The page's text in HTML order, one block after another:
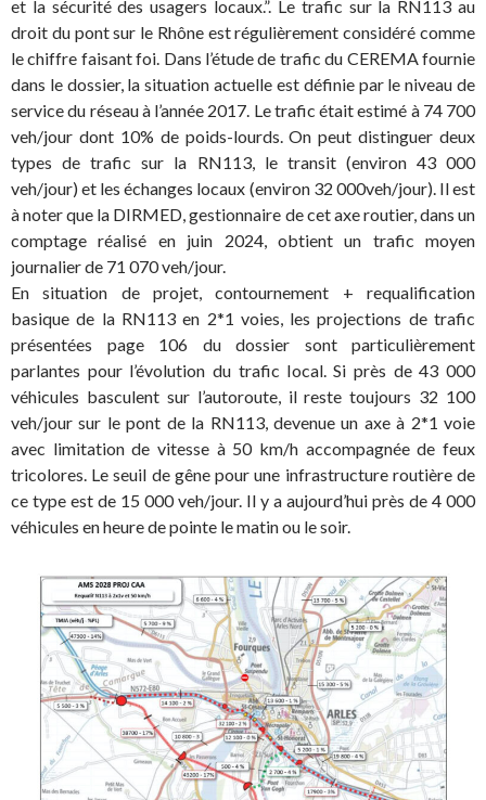
et la sécurité des usagers locaux.”. Le trafic sur la RN113 au
droit du pont sur le Rhône est régulièrement considéré comme
le chiffre faisant foi. Dans l’étude de trafic du CEREMA fournie
dans le dossier, la situation actuelle est définie par le niveau de
service du réseau à l’année 2017. Le trafic était estimé à 74 700
veh/jour dont 10% de poids-lourds. On peut distinguer deux
types de trafic sur la RN113, le transit (environ 43 000
veh/jour) et les échanges locaux (environ 32 000veh/jour). Il est
à noter que la DIRMED, gestionnaire de cet axe routier, dans un
comptage réalisé en juin 2024, obtient un trafic moyen
journalier de 71 070 veh/jour.
En situation de projet, contournement + requalification
basique de la RN113 en 2*1 voies, les projections de trafic
présentées page 106 du dossier sont particulièrement
parlantes pour l’évolution du trafic local. Si près de 43 000
véhicules basculent sur l’autoroute, il reste toujours 32 100
veh/jour sur le pont de la RN113, devenue un axe à 2*1 voie
avec limitation de vitesse à 50 km/h accompagnée de feux
tricolores. Le seuil de gêne pour une infrastructure routière de
ce type est de 15 000 veh/jour. Il y a aujourd’hui près de 4 000
véhicules en heure de pointe le matin ou le soir.